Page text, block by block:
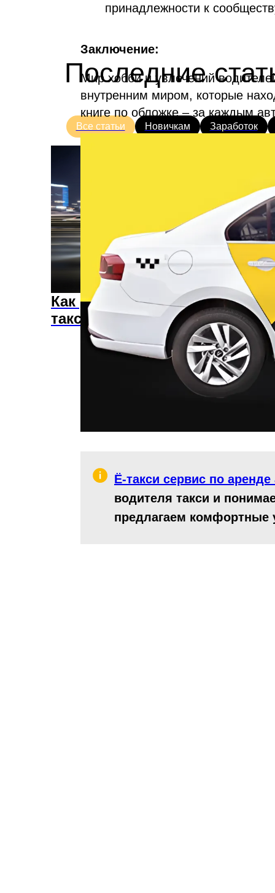
Последние
Все статьи Новичкам Заработок
Как работают водители
такси: закулисье профессии
принадлежности к
Заключение:
Мир хобби и увлечений
внутренним миром, которые
книге по обложке – за каждым
Ё-такси сервис по
водителя такси и
предлагаем комфортные